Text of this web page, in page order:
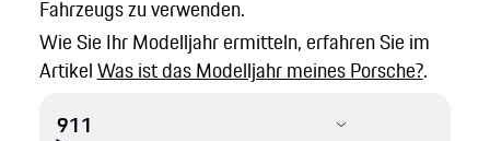
Fahrzeugs zu verwenden.
Wie Sie Ihr Modelljahr ermitteln, erfahren Sie im
ArtikelWas ist das Modelljahr meines Porsche?.
911